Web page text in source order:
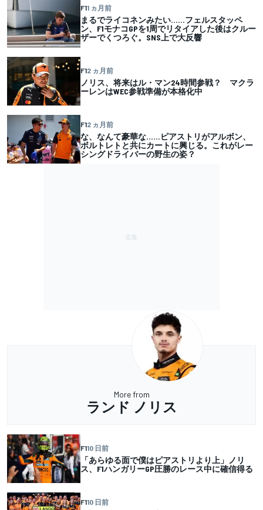
F11 ヵ月前
まるでライコネンみたい……フェルスタッペ
ン、F1モナコGPを1周でリタイアした後はクルー
ザーでくつろぐ。SNS上で大反響
F12 ヵ月前
ノリス、将来はル・マン24時間参戦？ マクラ
ーレンはWEC参戦準備が本格化中
F12 ヵ月前
な、なんて豪華な……ピアストリがアルボン、
ボルトレトと共にカートに興じる。これがレー
シングドライバーの野生の姿？
More from
ランド ノリス
F110 日前
「あらゆる面で僕はピアストリより上」ノリ
ス、F1ハンガリーGP圧勝のレース中に確信得る
F110 日前